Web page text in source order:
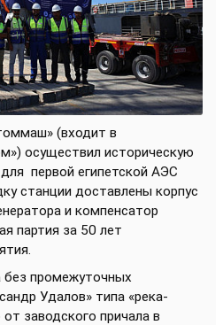
(входит в
осуществил историческую
первой египетской АЭС
станции доставлены корпус
и компенсатор
партия за 50 лет
без промежуточных
Удалов» типа «река-
заводского причала в